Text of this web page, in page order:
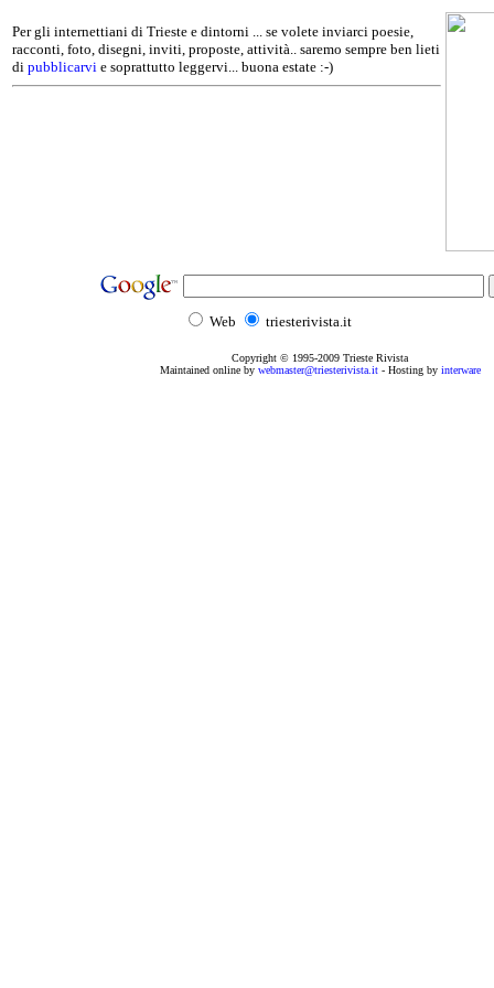
Per gli internettiani di Trieste e dintorni ... se volete inviarci poesie,
racconti, foto, disegni, inviti, proposte, attività.. saremo sempre ben lieti
di pubblicarvi e soprattutto leggervi... buona estate :-)
Web triesterivista.it
Copyright © 1995-2009 Trieste Rivista
Maintained online by webmaster@triesterivista.it- Hosting by interware